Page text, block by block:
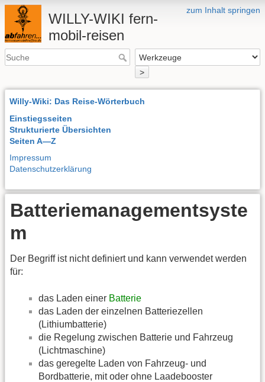
zum Inhalt springen
WILLY-WIKI fern-
mobil-reisen
>
Willy-Wiki: Das Reise-Wörterbuch
Einstiegsseiten
Strukturierte Übersichten
Seiten A—Z
Impressum
Datenschutzerklärung
Batteriemanagementsyste
m
Der Begriff ist nicht definiert und kann verwendet werden
für:
das Laden einer Batterie
das Laden der einzelnen Batteriezellen
(Lithiumbatterie)
die Regelung zwischen Batterie und Fahrzeug
(Lichtmaschine)
das geregelte Laden von Fahrzeug- und
Bordbatterie, mit oder ohne Laadebooster